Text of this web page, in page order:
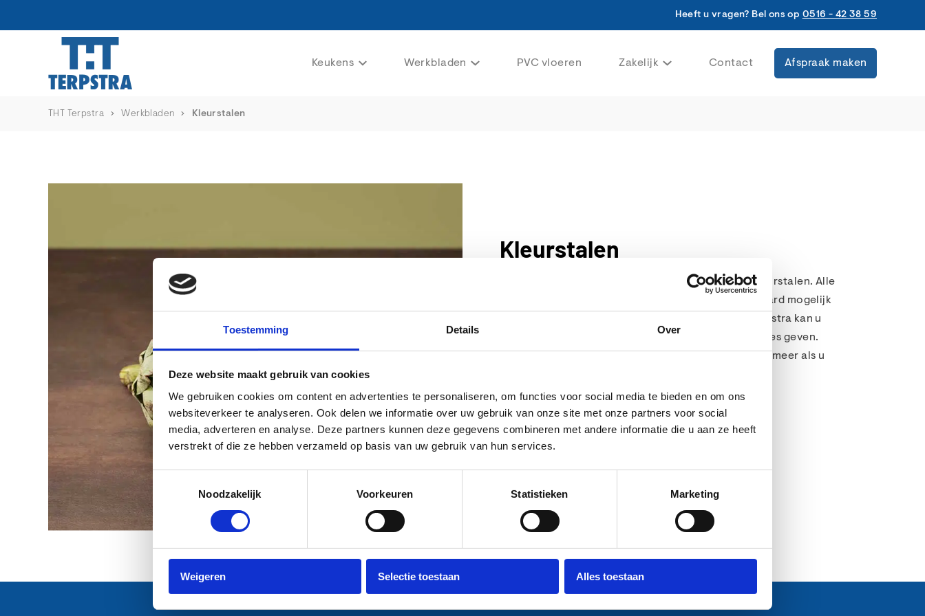
Toestemming Details Over
Deze website maakt gebruik van cookies
We gebruiken cookies om content en advertenties te personaliseren, om functies voor social media te bieden en om ons
websiteverkeer te analyseren. Ook delen we informatie over uw gebruik van onze site met onze partners voor social
media, adverteren en analyse. Deze partners kunnen deze gegevens combineren met andere informatie die u aan ze heeft
verstrekt of die ze hebben verzameld op basis van uw gebruik van hun services.
Noodzakelijk
Voorkeuren Statistieken Marketing
Weigeren Selectie toestaan Alles toestaan
Heeft u vragen? Bel ons op 0516 - 42 38 59
Keukens Werkbladen PVC vloeren Zakelijk Contact Afspraak maken
THT Terpstra Werkbladen Kleurstalen
Kleurstalen
Bij THT Terpstra vindt u twee verschillende types kleurstalen. Alle
varianten zijn van de hoogste kwaliteit. Het is uiteraard mogelijk
om deze kleurstalen ook in het echt te zien. THT Terpstra kan u
meerdere combinaties aanraden en persoonlijk advies geven.
Kom langs in de showroom van THT Terpstra in Waskemeer als u
Toplaminaat